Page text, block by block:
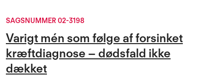
SAGSNUMMER 02-3198
Varigt mén som følge af forsinket
kræftdiagnose – dødsfald ikke
dækket